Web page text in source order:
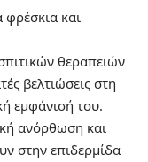
φρέσκια και
θεραπειών
βελτιώσεις στη
εμφάνισή του.
ανόρθωση και
στην επιδερμίδα